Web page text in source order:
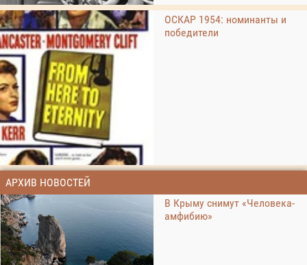
ОСКАР 1954: номинанты и
победители
АРХИВ НОВОСТЕЙ
В Крыму снимут «Человека-
амфибию»